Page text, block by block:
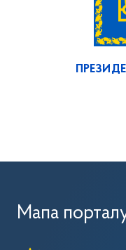
Мапа